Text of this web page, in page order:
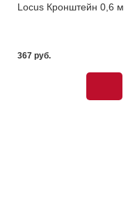
Locus Кронштейн 0,6 м
367 pуб.